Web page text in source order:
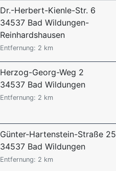
Dr.-Herbert-Kienle-Str. 6
34537 Bad Wildungen-
Reinhardshausen
Entfernung: 2 km
Herzog-Georg-Weg 2
34537 Bad Wildungen
Entfernung: 2 km
Günter-Hartenstein-Straße 25
34537 Bad Wildungen
Entfernung: 2 km